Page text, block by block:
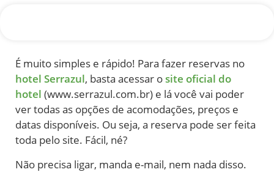
É muito simples e rápido! Para fazer reservas no
hotel Serrazul, basta acessar osite oficial do
hotel (www.serrazul.com.br) e lá você vai poder
ver todas as opções de acomodações, preços e
datas disponíveis. Ou seja, a reserva pode ser feita
toda pelo site. Fácil, né?
Não precisa ligar, manda e-mail, nem nada disso.